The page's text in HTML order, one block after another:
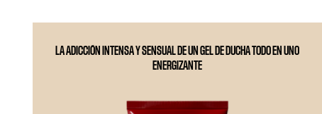
LA ADICCIÓN INTENSA Y SENSUAL DE UN GEL DE DUCHA TODO EN UNO
ENERGIZANTE